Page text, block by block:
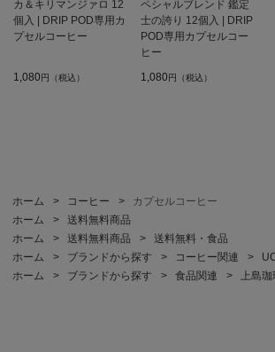
カ＆キリマンジァロ 12
個入 | DRIP POD専用カ
プセルコーヒー
1,080円（税込）
ペシャルブレンド 鑑定
士の誇り 12個入 | DRIP
POD専用カプセルコー
ヒー
1,080円（税込）
ホーム > コーヒー >
カプセルコーヒー
ホーム
>
送料無料商品
ホーム
> 送料無料商品 >
送料無料・食品
ホーム
> ブランドから探す > コーヒー関連 >
ホーム
> ブランドから探す > 食品関連 > 上島